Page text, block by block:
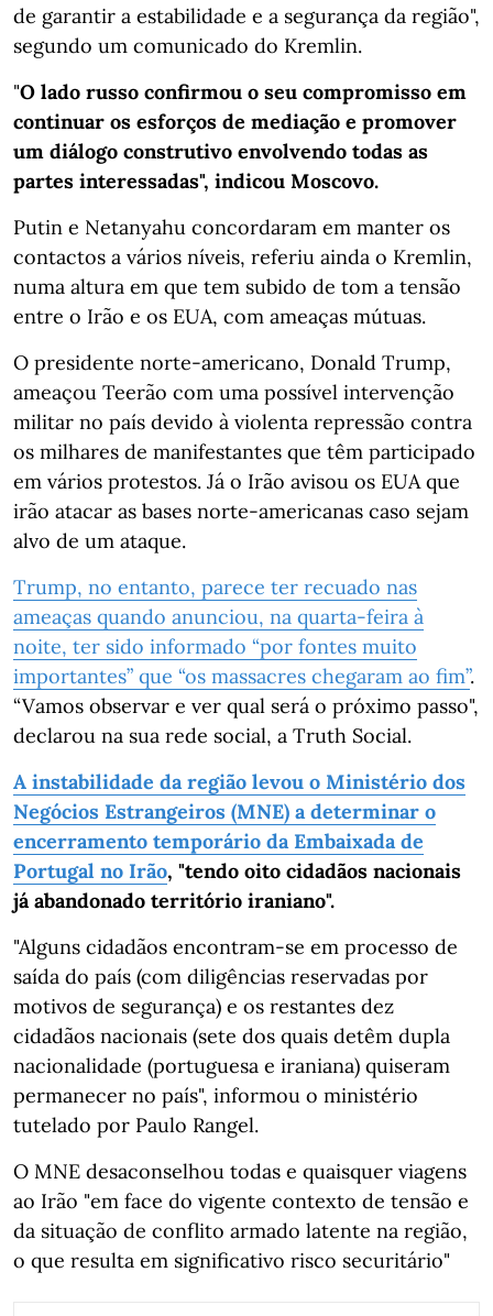
de garantir a estabilidade e a segurança da região",
segundo um comunicado do Kremlin.
"O lado russo confirmou o seu compromisso em
continuar os esforços de mediação e promover
um diálogo construtivo envolvendo todas as
partes interessadas", indicou Moscovo.
Putin e Netanyahu concordaram em manter os
contactos a vários níveis, referiu ainda o Kremlin,
numa altura em que tem subido de tom a tensão
entre o Irão e os EUA, com ameaças mútuas.
O presidente norte-americano, Donald Trump,
ameaçou Teerão com uma possível intervenção
militar no país devido à violenta repressão contra
os milhares de manifestantes que têm participado
em vários protestos. Já o Irão avisou os EUA que
irão atacar as bases norte-americanas caso sejam
alvo de um ataque.
Trump, no entanto, parece ter recuado nas
ameaças quando anunciou, na quarta-feira à
noite, ter sido informado “por fontes muito
importantes” que “os massacres chegaram ao fim”.
“Vamos observar e ver qual será o próximo passo",
declarou na sua rede social, a Truth Social.
A instabilidade da região levou o Ministério dos
Negócios Estrangeiros (MNE) a determinar o
encerramento temporário da Embaixada de
Portugal no Irão, "tendo oito cidadãos nacionais
já abandonado território iraniano".
"Alguns cidadãos encontram-se em processo de
saída do país (com diligências reservadas por
motivos de segurança) e os restantes dez
cidadãos nacionais (sete dos quais detêm dupla
nacionalidade (portuguesa e iraniana) quiseram
permanecer no país", informou o ministério
tutelado por Paulo Rangel.
O MNE desaconselhou todas e quaisquer viagens
ao Irão "em face do vigente contexto de tensão e
da situação de conflito armado latente na região,
o que resulta em significativo risco securitário"